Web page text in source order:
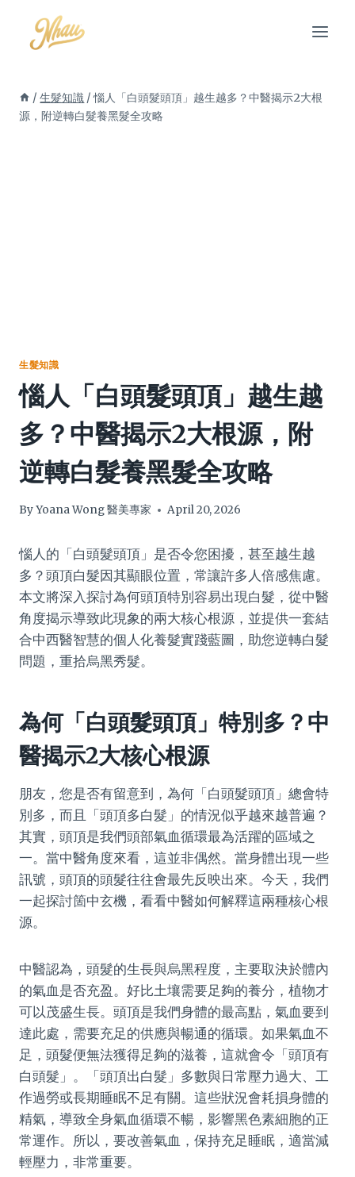
content
/ 生髮知識 / 惱人「白頭髮頭頂」越生越多？中醫揭示2大根
源，附逆轉白髮養黑髮全攻略
生髮知識
惱人「白頭髮頭頂」越生越
多？中醫揭示2大根源，附
逆轉白髮養黑髮全攻略
ByYoana Wong 醫美專家 April 20, 2026
惱人的「白頭髮頭頂」是否令您困擾，甚至越生越
多？頭頂白髮因其顯眼位置，常讓許多人倍感焦慮。
本文將深入探討為何頭頂特別容易出現白髮，從中醫
角度揭示導致此現象的兩大核心根源，並提供一套結
合中西醫智慧的個人化養髮實踐藍圖，助您逆轉白髮
問題，重拾烏黑秀髮。
為何「白頭髮頭頂」特別多？中
醫揭示2大核心根源
朋友，您是否有留意到，為何「白頭髮頭頂」總會特
別多，而且「頭頂多白髮」的情況似乎越來越普遍？
其實，頭頂是我們頭部氣血循環最為活躍的區域之
一。當中醫角度來看，這並非偶然。當身體出現一些
訊號，頭頂的頭髮往往會最先反映出來。今天，我們
一起探討箇中玄機，看看中醫如何解釋這兩種核心根
源。
中醫認為，頭髮的生長與烏黑程度，主要取決於體內
的氣血是否充盈。好比土壤需要足夠的養分，植物才
可以茂盛生長。頭頂是我們身體的最高點，氣血要到
達此處，需要充足的供應與暢通的循環。如果氣血不
足，頭髮便無法獲得足夠的滋養，這就會令「頭頂有
白頭髮」。「頭頂出白髮」多數與日常壓力過大、工
作過勞或長期睡眠不足有關。這些狀況會耗損身體的
精氣，導致全身氣血循環不暢，影響黑色素細胞的正
常運作。所以，要改善氣血，保持充足睡眠，適當減
輕壓力，非常重要。